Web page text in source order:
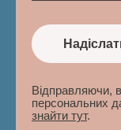
Відправляючи,
персональних
знайти тут.